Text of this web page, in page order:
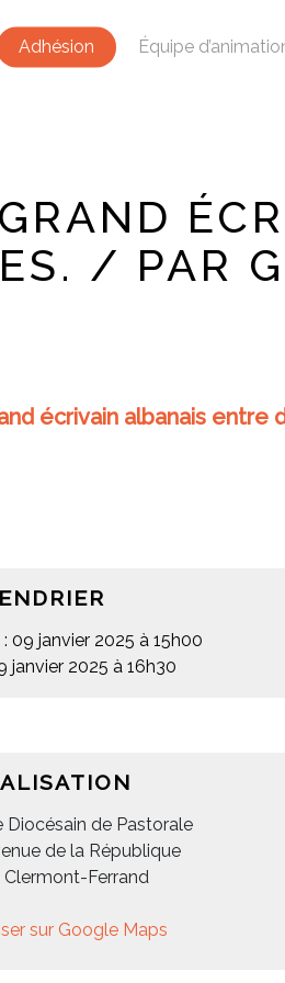
Adhésion Équipe
/ PAR
écrivain albanais
09 janvier 2025 à 15h00
janvier 2025 à 16h30
Diocésain de Pastorale
de la République
Clermont-Ferrand
sur Google Maps